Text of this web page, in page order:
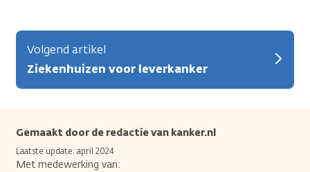
Volgend artikel
Ziekenhuizen voor leverkanker
Gemaakt door de redactie van kanker.nl
Laatste update: april 2024
Met medewerking van: